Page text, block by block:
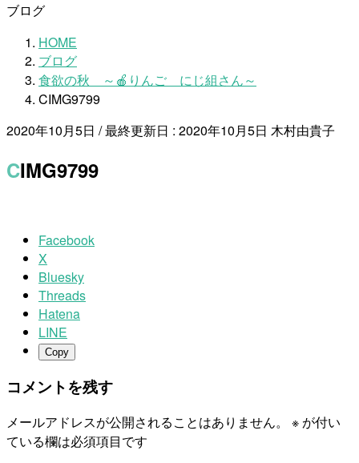
ブログ
HOME
ブログ
食欲の秋 ～🍎りんご にじ組さん～
CIMG9799
2020年10月5日 / 最終更新日 : 2020年10月5日 木村由貴子
CIMG9799
Facebook
X
Bluesky
Threads
Hatena
LINE
Copy
コメントを残す
メールアドレスが公開されることはありません。 ※ が付い
ている欄は必須項目です